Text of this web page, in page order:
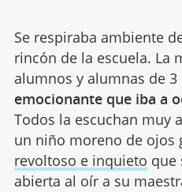
Se respiraba ambiente
rincón de la escuela. La
alumnos y alumnas de 3
emocionante que iba a
Todos la escuchan muy
un niño moreno de ojos
revoltoso e inquieto que
abierta al oír a su